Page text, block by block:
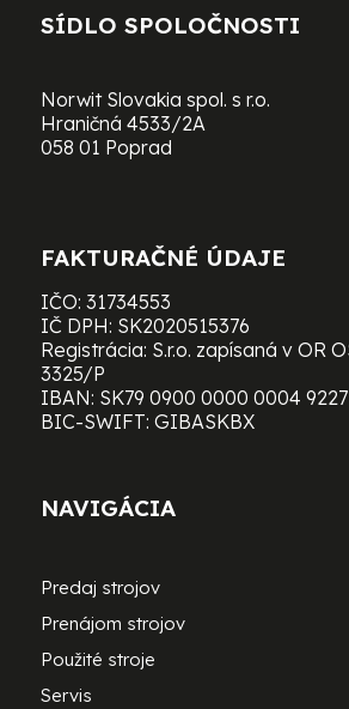
SÍDLO SPOLOČNOSTI
Norwit Slovakia spol. s r.o.
Hraničná 4533/2A
058 01 Poprad
FAKTURAČNÉ ÚDAJE
IČO: 31734553
IČ DPH: SK2020515376
Registrácia: S.r.o. zapísaná v OR
3325/P
IBAN: SK79 0900 0000 0004
BIC-SWIFT: GIBASKBX
NAVIGÁCIA
Predaj strojov
Prenájom strojov
Použité stroje
Servis